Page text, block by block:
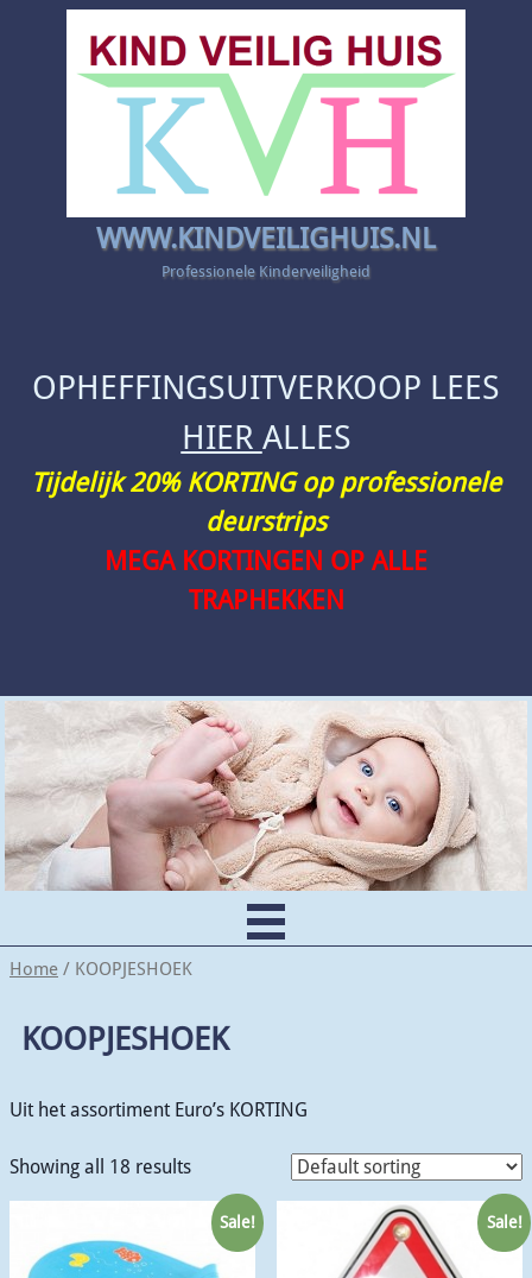
Home / KOOPJESHOEK
KOOPJESHOEK
Uit het assortiment Euro’s KORTING
Showing all 18 results
Sale! Sale!
WWW.KINDVEILIGHUIS.NL
Professionele Kinderveiligheid
OPHEFFINGSUITVERKOOP LEES
HIER ALLES
Tijdelijk 20% KORTING op professionele
deurstrips
MEGA KORTINGEN OP ALLE
TRAPHEKKEN